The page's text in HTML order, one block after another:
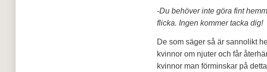
-Du behöver inte göra fint
flicka. Ingen kommer tacka dig!
De som säger så är sannolikt
kvinnor om njuter och får
kvinnor man förminskar på